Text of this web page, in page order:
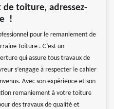
toiture, adressez-
!
pour le remaniement de
Toiture . C’est un
qui assure tous travaux de
s’engage à respecter le cahier
Avec son expérience et son
remaniement à votre toiture
des travaux de qualité et